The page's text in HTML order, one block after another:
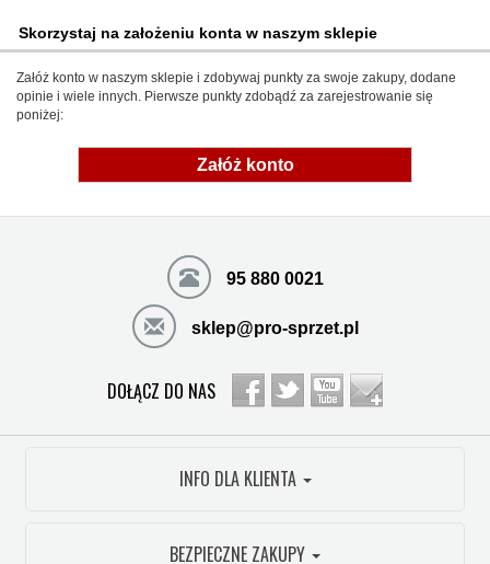
Skorzystaj na założeniu konta w naszym sklepie
Załóż konto w naszym sklepie i zdobywaj punkty za swoje zakupy, dodane
opinie i wiele innych. Pierwsze punkty zdobądź za zarejestrowanie się
poniżej:
Załóż konto
95 880 0021
sklep@pro-sprzet.pl
DOŁĄCZ DO NAS
INFO DLA KLIENTA
BEZPIECZNE ZAKUPY